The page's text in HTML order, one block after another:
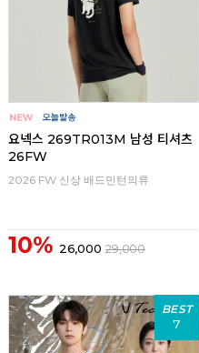
요넥스 269TR013M 남성 티셔츠
26FW
2026 FW 신상 배드민턴의류
10% 26,000 29,000
BEST
7